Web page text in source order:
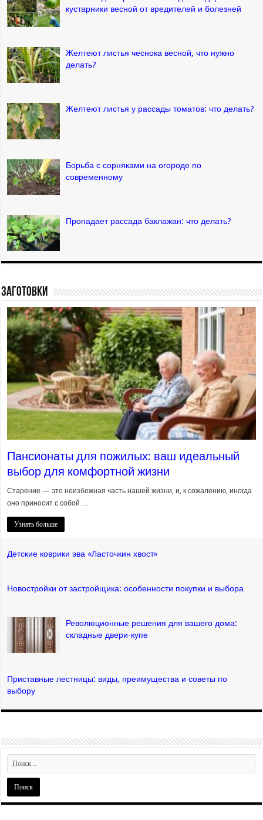
кустарники весной от вредителей и болезней
Желтеют листья чеснока весной, что нужно
делать?
Желтеют листья у рассады томатов: что делать?
Борьба с сорняками на огороде по
современному
Пропадает рассада баклажан: что делать?
Заготовки
Пансионаты для пожилых: ваш идеальный
выбор для комфортной жизни
Старение — это неизбежная часть нашей жизни, и, к сожалению, иногда
оно приносит с собой …
Узнать больше
Детские коврики эва «Ласточкин хвост»
Новостройки от застройщика: особенности покупки и выбора
Революционные решения для вашего дома:
складные двери-купе
Приставные лестницы: виды, преимущества и советы по
выбору